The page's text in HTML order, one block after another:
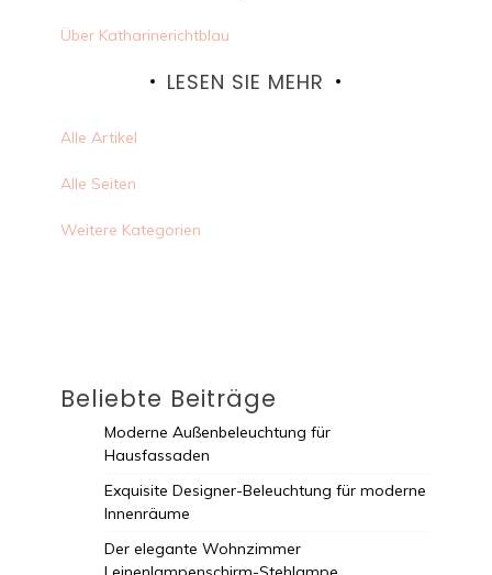
Über Katharinerichtblau
LESEN SIE MEHR
Alle Artikel
Alle Seiten
Weitere Kategorien
Beliebte Beiträge
Moderne Außenbeleuchtung für
Hausfassaden
Exquisite Designer-Beleuchtung für moderne
Innenräume
Der elegante Wohnzimmer